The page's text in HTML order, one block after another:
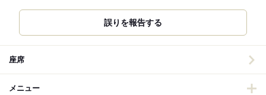
誤りを報告する
座席
メニュー